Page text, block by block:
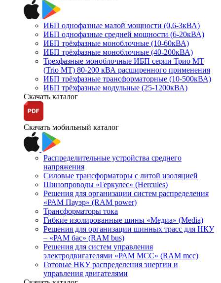
ИБП однофазные малой мощности (0,6-3кВА)
ИБП однофазные средней мощности (6-20кВА)
ИБП трёхфазные моноблочные (10-60кВА)
ИБП трёхфазные моноблочные (40-200кВА)
Трехфазные моноблочные ИБП серии Трио МТ
(Trio MT) 80-200 кВА расширенного применения
ИБП трёхфазные трансформаторные (10-500кВА)
ИБП трёхфазные модульные (25-1200кВА)
Скачать каталог
Скачать мобильный каталог
Распределительные устройства среднего
напряжения
Силовые трансформаторы с литой изоляцией
Шинопроводы «Геркулес» (Hercules)
Решения для организации систем распределения
«РАМ Пауэр» (RAM power)
Трансформаторы тока
Гибкие изолированные шины «Медиа» (Media)
Решения для организации шинных трасс для НКУ
– «РАМ бас» (RAM bus)
Решения для систем управления
электродвигателями «РАМ МСС» (RAM mcc)
Готовые НКУ распределения энергии и
управления двигателями